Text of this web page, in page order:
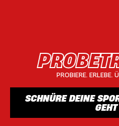
PROBIERE. ERLEBE.
SCHNÜRE DEINE